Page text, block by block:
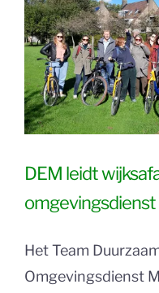
DEM leidt
omgevingsdienst
Het Team
Omgevingsdienst